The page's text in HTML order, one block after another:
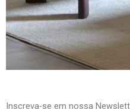
Inscreva-se em nossa